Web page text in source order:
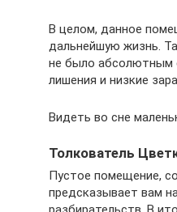
В целом, данное
дальнейшую жизнь.
не было абсолютным
лишения и низкие
Видеть во сне
Толкователь
Пустое помещение,
предсказывает вам